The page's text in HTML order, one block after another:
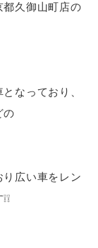
都久御山町店の
なっており、
の
広い車をレン